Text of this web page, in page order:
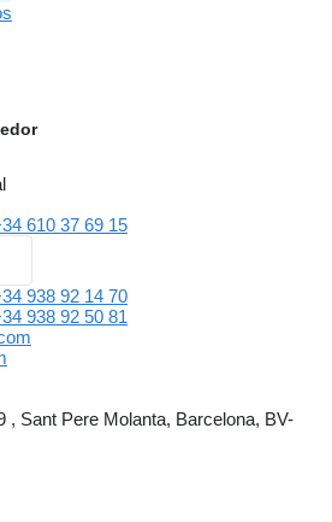
610 37 69 15
938 92 14 70
938 92 50 81
, Sant Pere Molanta, Barcelona, BV-